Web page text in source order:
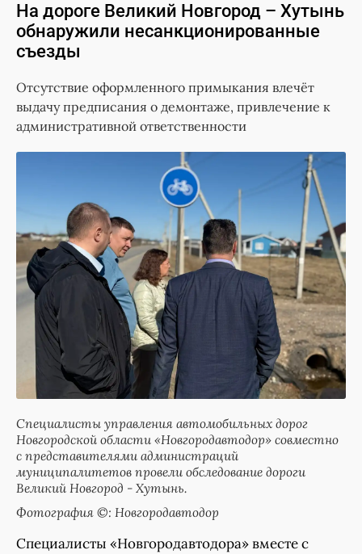
На дороге Великий Новгород – Хутынь
обнаружили несанкционированные
съезды
Отсутствие оформленного примыкания влечёт
выдачу предписания о демонтаже, привлечение к
административной ответственности
Специалисты управления автомобильных дорог
Новгородской области «Новгородавтодор» совместно
с представителями администраций
муниципалитетов провели обследование дороги
Великий Новгород - Хутынь.
Фотография ©: Новгородавтодор
Специалисты «Новгородавтодора» вместе с